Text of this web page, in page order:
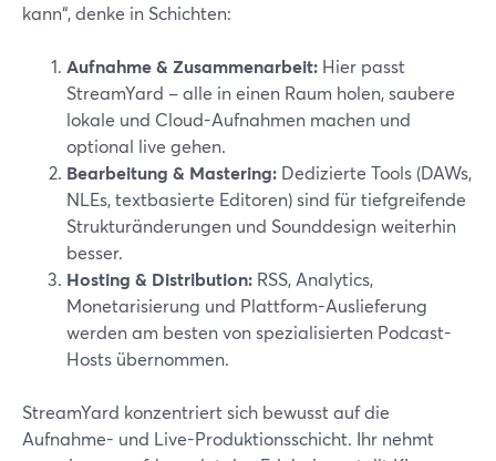
kann“, denke in Schichten:
Aufnahme & Zusammenarbeit: Hier passt
StreamYard – alle in einen Raum holen, saubere
lokale und Cloud-Aufnahmen machen und
optional live gehen.
Bearbeitung & Mastering: Dedizierte Tools (DAWs,
NLEs, textbasierte Editoren) sind für tiefgreifende
Strukturänderungen und Sounddesign weiterhin
besser.
Hosting & Distribution: RSS, Analytics,
Monetarisierung und Plattform-Auslieferung
werden am besten von spezialisierten Podcast-
Hosts übernommen.
StreamYard konzentriert sich bewusst auf die
Aufnahme- und Live-Produktionsschicht. Ihr nehmt